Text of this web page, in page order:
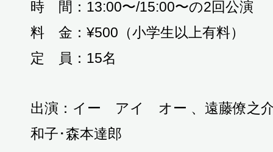
時 間：13:00〜/15:00〜の2回公演
料 金：¥500（小学生以上有料）
定 員：15名
出演：イー アイ オー 、遠藤僚之介
和子･森本達郎